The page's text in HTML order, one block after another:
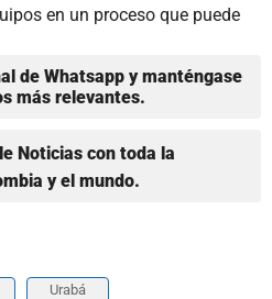
en un proceso que puede
de Whatsapp y manténgase
más relevantes.
Noticias con toda la
y el mundo.
Urabá